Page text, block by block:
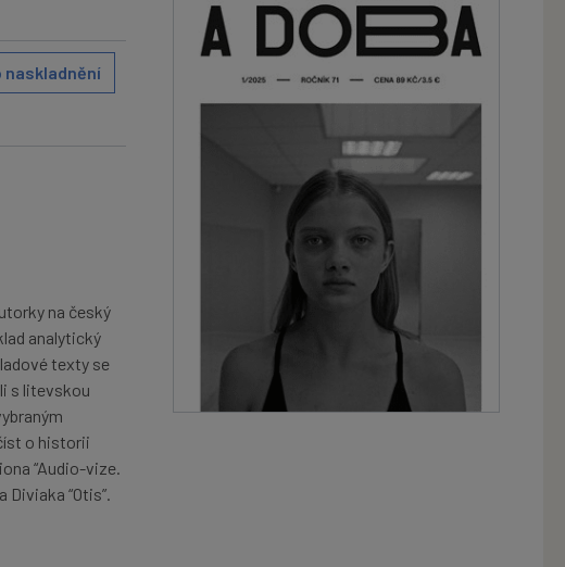
naskladnění
na český
analytický
texty se
s litevskou
o historii
“Audio-vize.
“Otis”.